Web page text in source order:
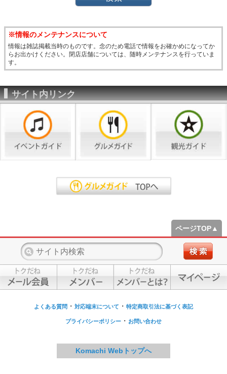
※情報のメンテナンスについて
情報は雑誌掲載当時のものです。念のため電話で情報をお確かめになってか
らお出かけください。閉店店舗については、随時メンテナンスを行っていま
す。
サイト内リンク
ページTOP▲
よくある質問 ・ 対応端末について ・ 特定商取引法に基づく表記
プライバシーポリシー ・ お問い合わせ
Komachi Webトップへ